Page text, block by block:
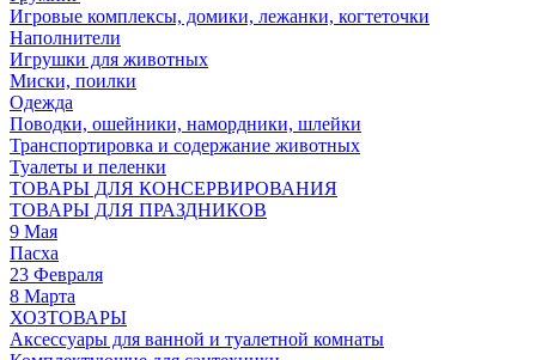
Игровые комплексы, домики, лежанки, когтеточки
Наполнители
Игрушки для животных
Миски, поилки
Одежда
Поводки, ошейники, намордники, шлейки
Транспортировка и содержание животных
Туалеты и пеленки
ТОВАРЫ ДЛЯ КОНСЕРВИРОВАНИЯ
ТОВАРЫ ДЛЯ ПРАЗДНИКОВ
9 Мая
Пасха
23 Февраля
8 Марта
ХОЗТОВАРЫ
Аксессуары для ванной и туалетной комнаты